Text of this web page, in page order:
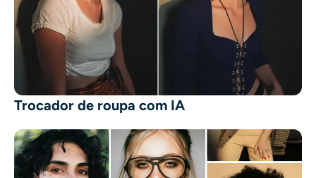
Trocador de roupa com IA